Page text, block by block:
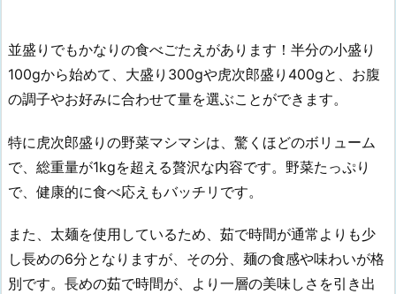
並盛りでもかなりの食べごたえがあります！半分の小盛り
100gから始めて、大盛り300gや虎次郎盛り400gと、お腹
の調子やお好みに合わせて量を選ぶことができます。
特に虎次郎盛りの野菜マシマシは、驚くほどのボリューム
で、総重量が1kgを超える贅沢な内容です。野菜たっぷり
で、健康的に食べ応えもバッチリです。
また、太麺を使用しているため、茹で時間が通常よりも少
し長めの6分となりますが、その分、麺の食感や味わいが格
別です。長めの茹で時間が、より一層の美味しさを引き出